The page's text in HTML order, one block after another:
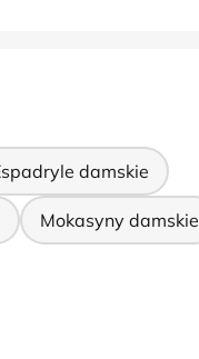
damskie
Mokasyny damskie